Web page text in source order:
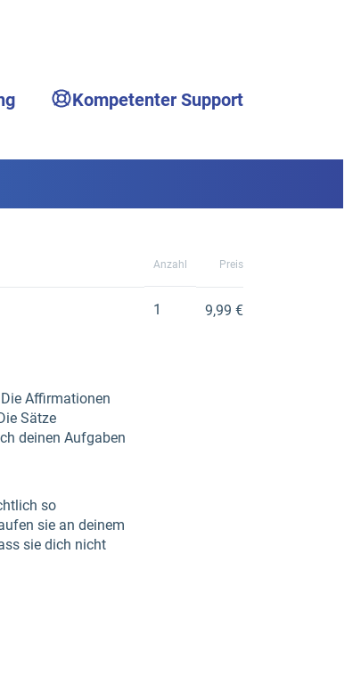
Kompetenter Support
Anzahl Preis
Affirmationen
Sätze
deinen Aufgaben
so
sie an deinem
sie dich nicht
1 9,99 €